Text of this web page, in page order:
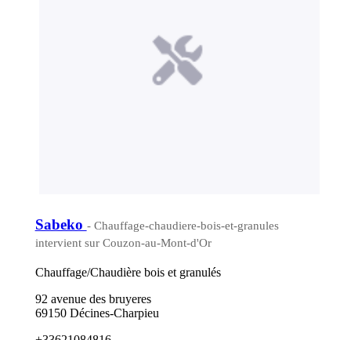
Sabeko - Chauffage-chaudiere-bois-et-granules
intervient sur Couzon-au-Mont-d'Or
Chauffage/Chaudière bois et granulés
92 avenue des bruyeres
69150 Décines-Charpieu